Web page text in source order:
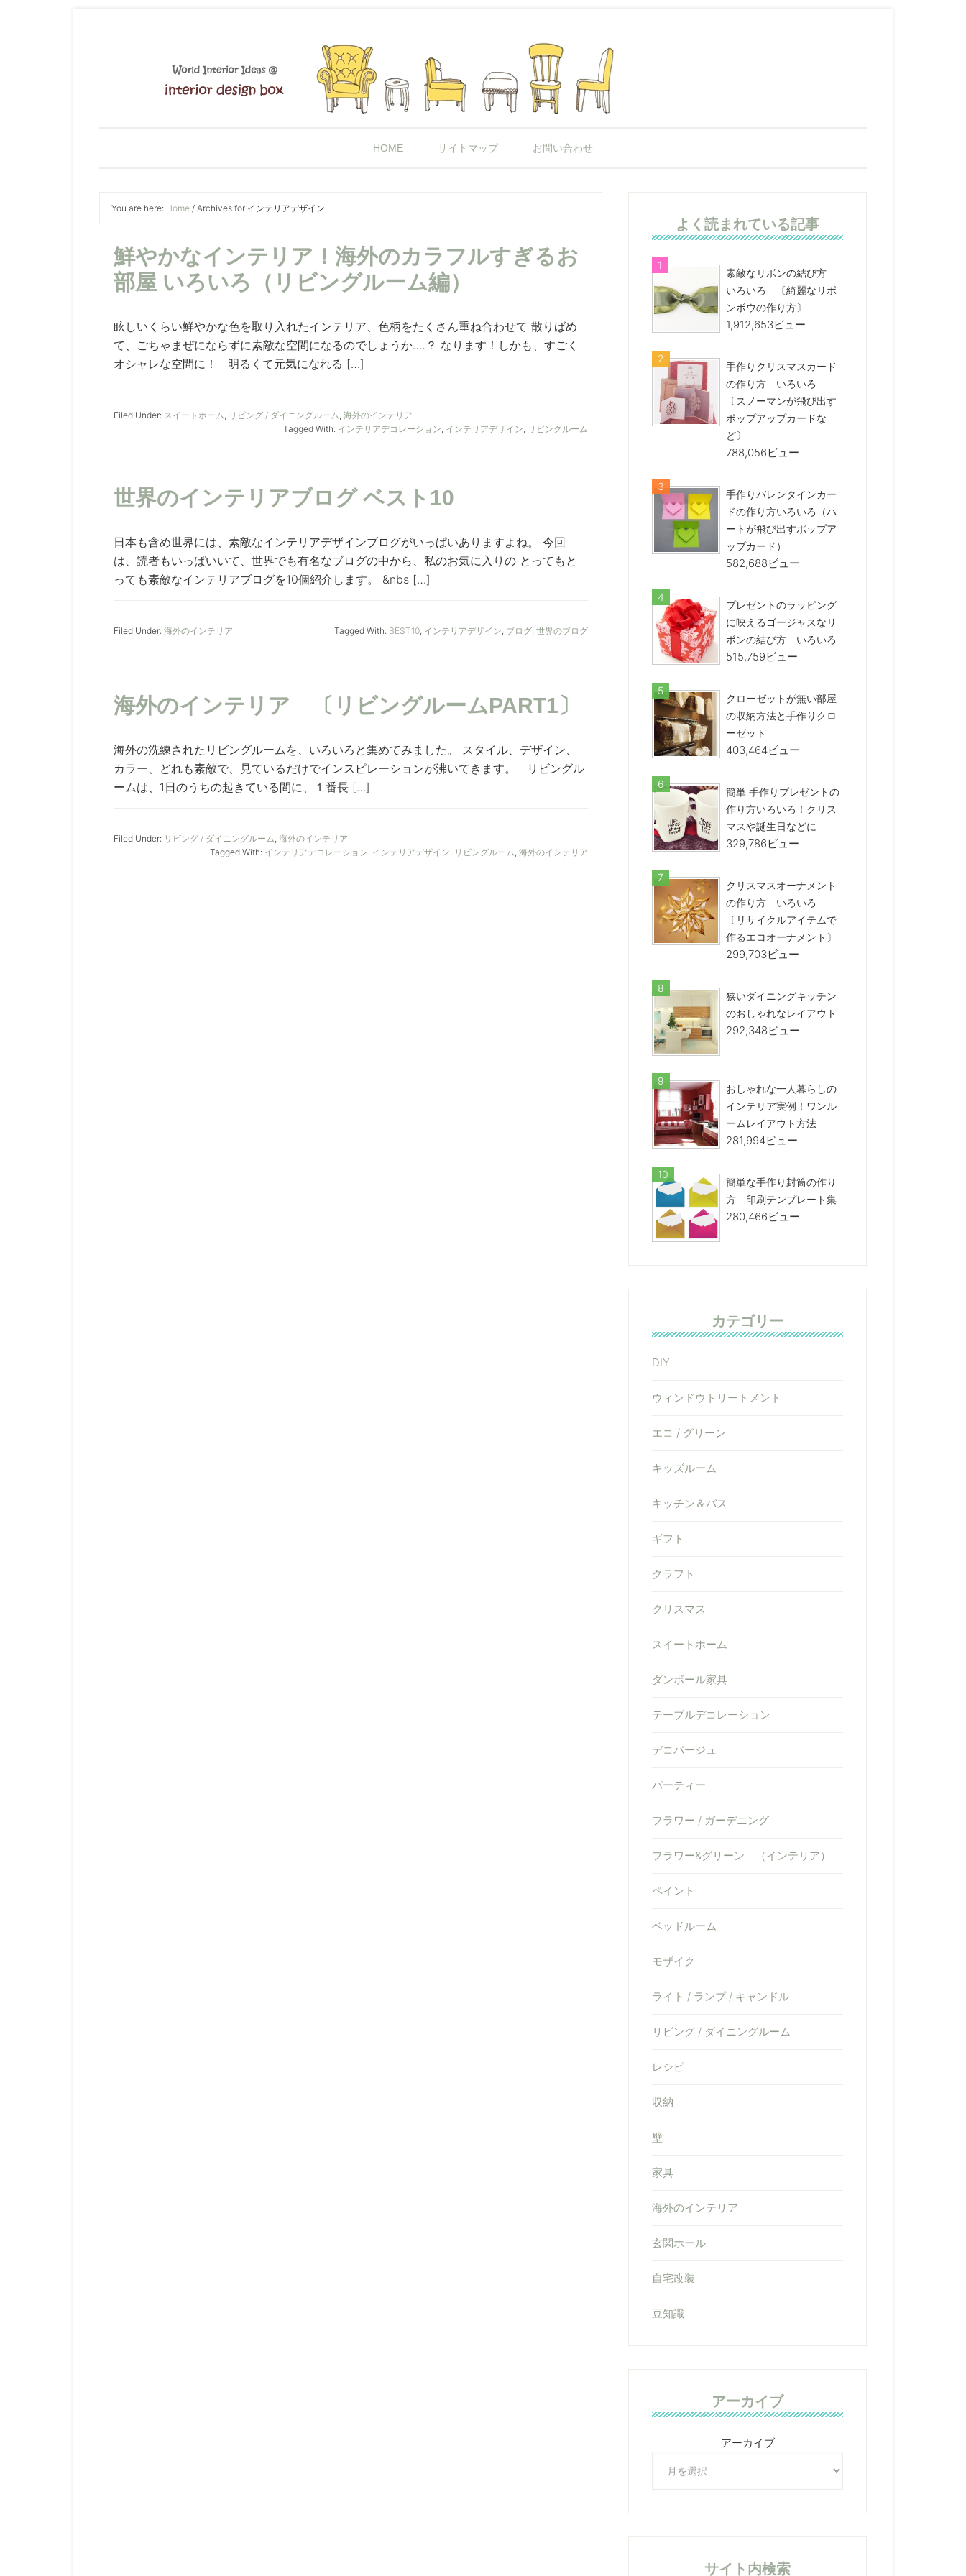
HOME サイトマップ お問い合わせ
You are here: Home / Archives for インテリアデザイン
鮮やかなインテリア！海外のカラフルすぎるお
部屋 いろいろ（リビングルーム編）
眩しいくらい鮮やかな色を取り入れたインテリア、色柄をたくさん重ね合わせて 散りばめ
て、ごちゃまぜにならずに素敵な空間になるのでしょうか‥‥？ なります！しかも、すごく
オシャレな空間に！ 明るくて元気になれる […]
Filed Under: スイートホーム, リビング / ダイニングルーム, 海外のインテリア
Tagged With: インテリアデコレーション, インテリアデザイン, リビングルーム
世界のインテリアブログ ベスト10
日本も含め世界には、素敵なインテリアデザインブログがいっぱいありますよね。 今回
は、読者もいっぱいいて、世界でも有名なブログの中から、私のお気に入りの とってもと
っても素敵なインテリアブログを10個紹介します。 &nbs […]
Filed Under: 海外のインテリア Tagged With: BEST10, インテリアデザイン, ブログ, 世界のブログ
海外のインテリア 〔リビングルームPART1〕
海外の洗練されたリビングルームを、いろいろと集めてみました。 スタイル、デザイン、
カラー、どれも素敵で、見ているだけでインスピレーションが沸いてきます。 リビングル
ームは、1日のうちの起きている間に、１番長 […]
Filed Under: リビング / ダイニングルーム, 海外のインテリア
Tagged With: インテリアデコレーション, インテリアデザイン, リビングルーム, 海外のインテリア
よく読まれている記事
素敵なリボンの結び方
いろいろ 〔綺麗なリボ
ンボウの作り方〕
1,912,653ビュー
手作りクリスマスカード
の作り方 いろいろ
〔スノーマンが飛び出す
ポップアップカードな
ど〕
788,056ビュー
手作りバレンタインカー
ドの作り方いろいろ（ハ
ートが飛び出すポップア
ップカード）
582,688ビュー
プレゼントのラッピング
に映えるゴージャスなリ
ボンの結び方 いろいろ
515,759ビュー
クローゼットが無い部屋
の収納方法と手作りクロ
ーゼット
403,464ビュー
簡単 手作りプレゼントの
作り方いろいろ！クリス
マスや誕生日などに
329,786ビュー
クリスマスオーナメント
の作り方 いろいろ
〔リサイクルアイテムで
作るエコオーナメント〕
299,703ビュー
狭いダイニングキッチン
のおしゃれなレイアウト
292,348ビュー
おしゃれな一人暮らしの
インテリア実例！ワンル
ームレイアウト方法
281,994ビュー
簡単な手作り封筒の作り
方 印刷テンプレート集
280,466ビュー
カテゴリー
DIY
ウィンドウトリートメント
エコ / グリーン
キッズルーム
キッチン＆バス
ギフト
クラフト
クリスマス
スイートホーム
ダンボール家具
テーブルデコレーション
デコパージュ
パーティー
フラワー / ガーデニング
フラワー&グリーン （インテリア）
ペイント
ベッドルーム
モザイク
ライト / ランプ / キャンドル
リビング / ダイニングルーム
レシピ
収納
壁
家具
海外のインテリア
玄関ホール
自宅改装
豆知識
アーカイブ
アーカイブ
サイト内検索